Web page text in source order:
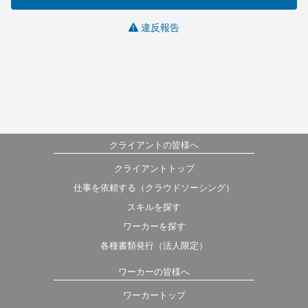
違反報告
クライアントの皆様へ
クライアントトップ
仕事を依頼する（クラウドソーシング）
スキルを探す
ワーカーを探す
各種書類発行（法人限定）
ワーカーの皆様へ
ワーカートップ